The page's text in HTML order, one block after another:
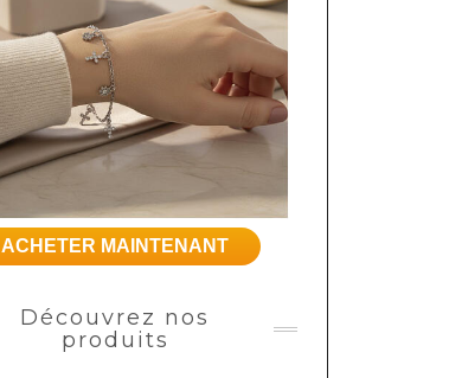
ACHETER MAINTENANT
Découvrez nos
produits